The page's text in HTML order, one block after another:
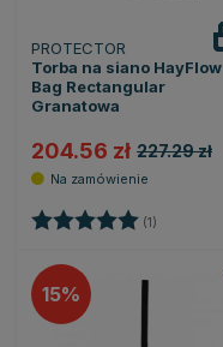
PROTECTOR
Torba na siano HayFlow
Bag Rectangular
Granatowa
204.56 zł 227.29 zł
Ocena: (1)
15